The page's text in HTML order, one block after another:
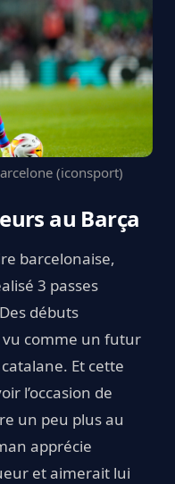
(iconsport)
au Barça
barcelonaise,
3 passes
débuts
comme un futur
Et cette
l’occasion de
un peu plus au
apprécie
et aimerait lui